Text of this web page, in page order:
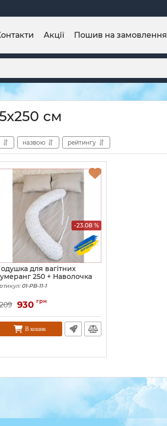
Акції Пошив на замовлення
см
назвою рейтингу
-23.08 %
для вагітних
250 + Наволочка
01-PB-11-1
930 грн
В кошик